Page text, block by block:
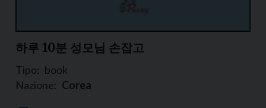
하루 10분 성모님 손잡고
Tipo: book
Nazione: Corea